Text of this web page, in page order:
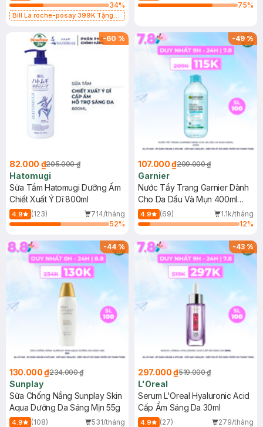
34%
Bill La roche-posay 399K Tặng
(SL có hạn)
75%
-60 %
82.000 ₫205.000 ₫
Hatomugi
Sữa Tắm Hatomugi Dưỡng Ẩm
Chiết Xuất Ý Dĩ 800ml
4.9 (123)
714/tháng
52%
-49%
107.000 ₫209.000 ₫
Garnier
Nước Tẩy Trang Garnier Dành
Cho Da Dầu Và Mụn 400ml
(Mới)
4.9 (69)
1.1k/tháng
12%
-44%
130.000 ₫234.000 ₫
Sunplay
Sữa Chống Nắng Sunplay Skin
Aqua Dưỡng Da Sáng Mịn 55g
4.9 (108)
531/tháng
-43%
297.000 ₫519.000 ₫
L'Oreal
Serum L'Oreal Hyaluronic Acid
Cấp Ẩm Sáng Da 30ml
4.9 (27)
279/tháng